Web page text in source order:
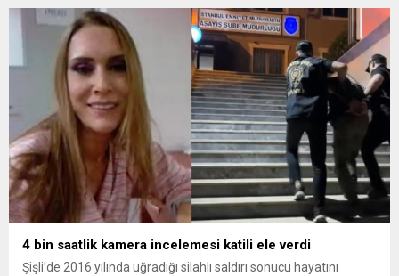
bulunan Dorukhan Büyükışık’a ilişkin yeniden açılan
soruşturmada tutuklamalar genişliyor. Son olarak dönemin...
4 bin saatlik kamera incelemesi katili ele verdi
Şişli’de 2016 yılında uğradığı silahlı saldırı sonucu hayatını